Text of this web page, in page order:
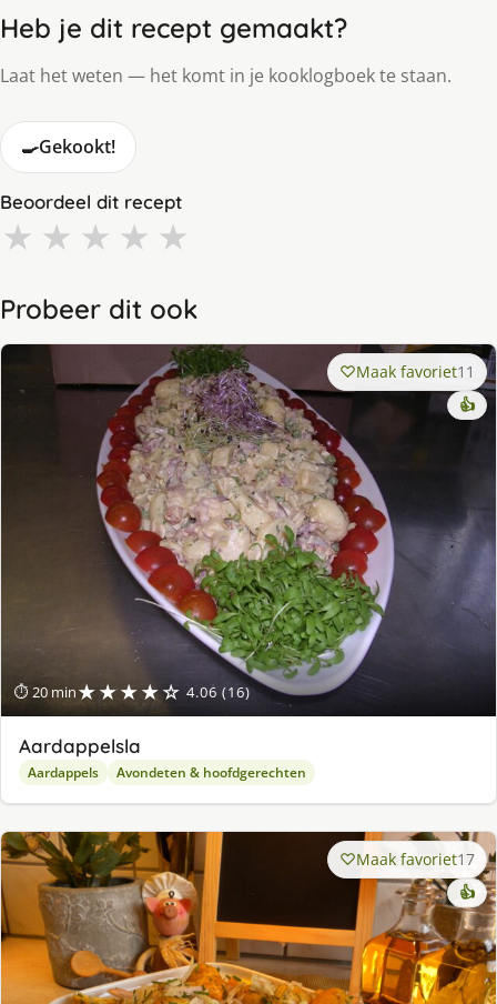
Heb je dit recept gemaakt?
Laat het weten — het komt in je kooklogboek te staan.
🍳Gekookt!
Beoordeel dit recept
★ ★ ★ ★ ★
Probeer dit ook
⏱ 20 min★★★★☆ 4.06 (16)
Maak favoriet11
👍
Aardappelsla
Aardappels Avondeten & hoofdgerechten
Maak favoriet17
👍